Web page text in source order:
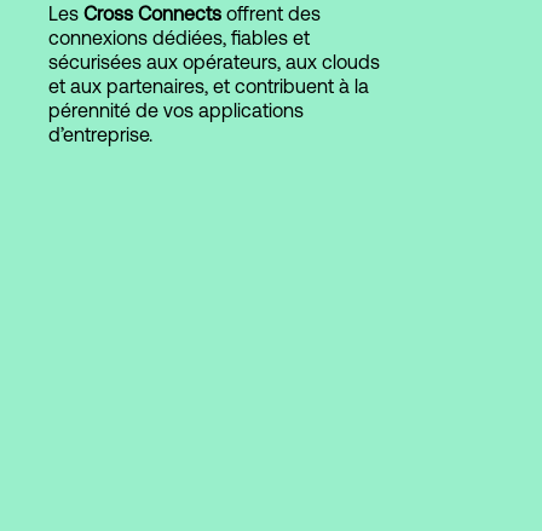
Connexion
Les Cross Connects offrent des
connexions dédiées, fiables et
sécurisées aux opérateurs, aux clouds
et aux partenaires, et contribuent à la
pérennité de vos applications
d’entreprise.